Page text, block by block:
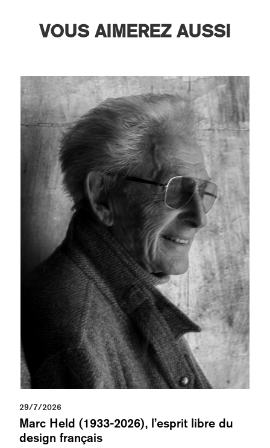
VOUS AIMEREZ AUSSI
29/7/2026
Marc Held (1933-2026), l’esprit libre du
design français